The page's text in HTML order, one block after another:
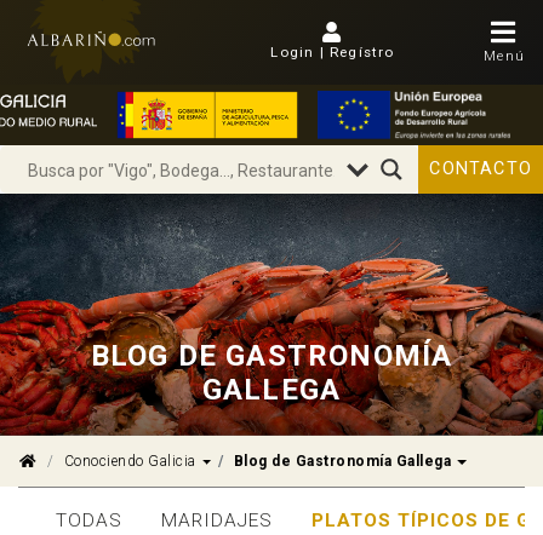
Login | Regístro Menú
CONTACTO
BLOG DE GASTRONOMÍA
GALLEGA
Conociendo Galicia Dropdown
Blog de Gastronomía Gallega Dropdown
TODAS MARIDAJES PLATOS TÍPICOS DE